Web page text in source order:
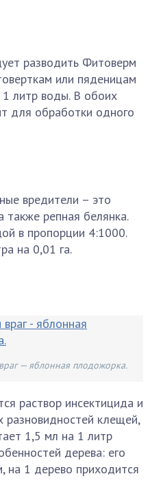
разводить Фитоверм
или пяденицам
литр воды. В обоих
для обработки одного
вредители – это
также репная белянка.
в пропорции 4:1000.
на 0,01 га.
— яблонная плодожорка.
раствор инсектицида и
клещей,
1,5 мл на 1 литр
дерева: его
на 1 дерево приходится